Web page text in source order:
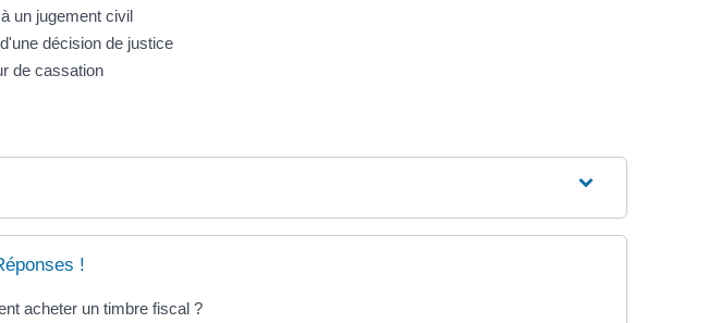
un jugement civil
décision de justice
de cassation
!
acheter un timbre fiscal ?